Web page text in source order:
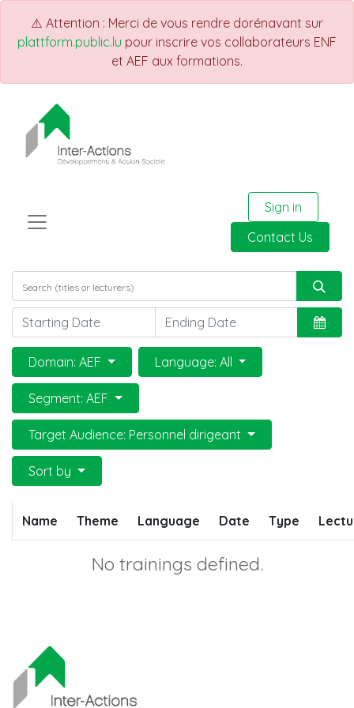
⚠️ Attention : Merci de vous rendre dorénavant sur
plattform.public.lu pour inscrire vos collaborateurs ENF
et AEF aux formations.
Sign in
Contact Us
Domain: AEF Language: All
Segment: AEF
Target Audience: Personnel dirigeant
Sort by
Name Theme Language Date Type
No trainings defined.